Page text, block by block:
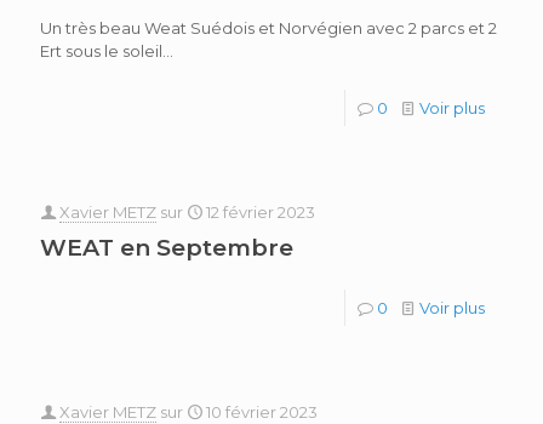
Un très beau Weat Suédois et Norvégien avec 2 parcs et 2
Ert sous le soleil...
0 Voir plus
Xavier METZ sur 12 février 2023
WEAT en Septembre
0 Voir plus
Xavier METZ sur 10 février 2023